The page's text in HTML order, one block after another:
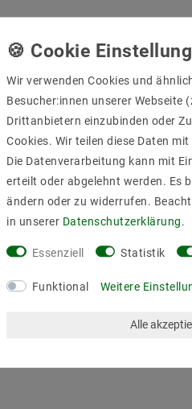
Details
dank geringem
vier verschiedene
flexible Leuchtendesigns
Strahler und LED-Paneele
der Schutzklasse I und II
Wir verwenden Cookies und
Besucher:innen unserer Webseite
Drittanbietern einzubinden oder
Cookies. Wir teilen diese Daten
Die Datenverarbeitung kann mit
erteilt oder abgelehnt werden. Es
ändern oder zu widerrufen.
in unserer Daten­schutz­erklärung.
Essenziell Statistik
Funktional Weitere
Alle